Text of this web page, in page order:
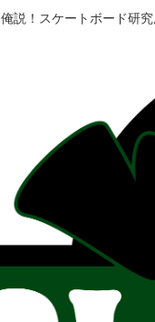
俺説！スケートボード研